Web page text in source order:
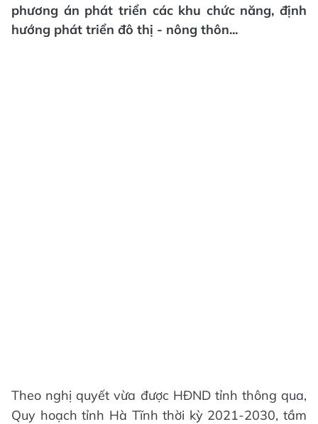
phương án phát triển các khu chức năng, định
hướng phát triển đô thị - nông thôn...
Theo nghị quyết vừa được HĐND tỉnh thông qua,
Quy hoạch tỉnh Hà Tĩnh thời kỳ 2021-2030, tầm